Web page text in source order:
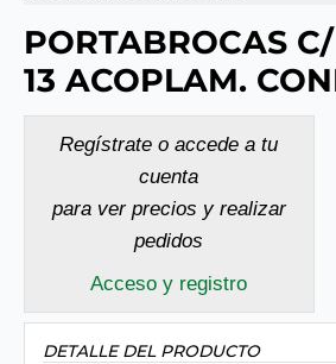
PORTABROCAS
13 ACOPLAM.
Regístrate o accede a tu
cuenta
para ver precios y realizar
pedidos
Acceso y registro
DETALLE DEL PRODUCTO